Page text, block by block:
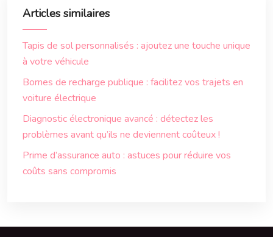
Articles similaires
Tapis de sol personnalisés : ajoutez une touche unique
à votre véhicule
Bornes de recharge publique : facilitez vos trajets en
voiture électrique
Diagnostic électronique avancé : détectez les
problèmes avant qu’ils ne deviennent coûteux !
Prime d’assurance auto : astuces pour réduire vos
coûts sans compromis